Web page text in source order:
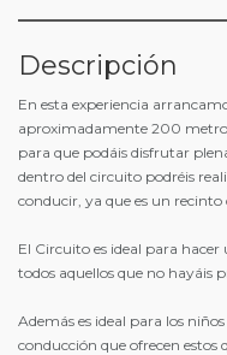
Descripción
En esta experiencia
aproximadamente 200
para que podáis disfrutar
dentro del circuito podréis
conducir, ya que es un
El Circuito es ideal para
todos aquellos que no hayáis
Además es ideal para los
conducción que ofrecen estos